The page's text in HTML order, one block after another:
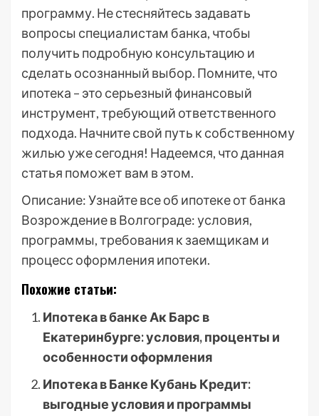
программу. Не стесняйтесь задавать
вопросы специалистам банка, чтобы
получить подробную консультацию и
сделать осознанный выбор. Помните, что
ипотека – это серьезный финансовый
инструмент, требующий ответственного
подхода. Начните свой путь к собственному
жилью уже сегодня! Надеемся, что данная
статья поможет вам в этом.
Описание: Узнайте все об ипотеке от банка
Возрождение в Волгограде: условия,
программы, требования к заемщикам и
процесс оформления ипотеки.
Похожие статьи:
Ипотека в банке Ак Барс в
Екатеринбурге: условия, проценты и
особенности оформления
Ипотека в Банке Кубань Кредит:
выгодные условия и программы